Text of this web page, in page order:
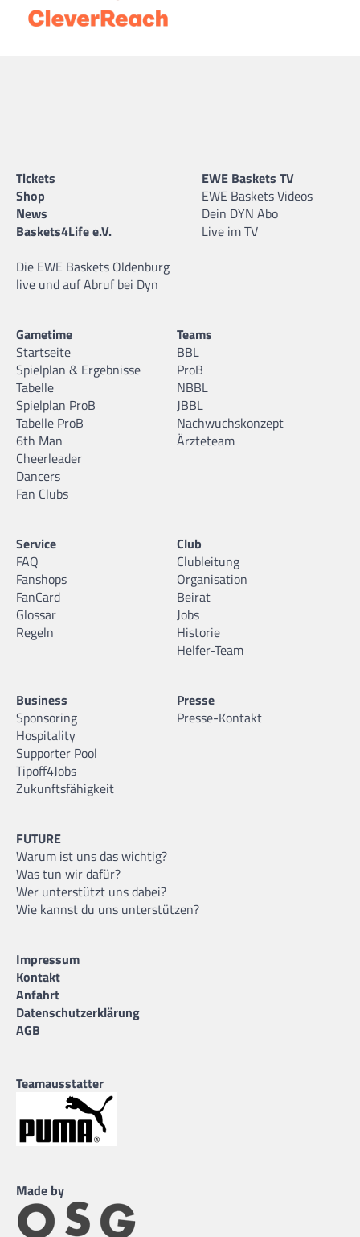
Tickets
Shop
News
Baskets4Life e.V.
Die EWE Baskets Oldenburg
live und auf Abruf bei Dyn
EWE Baskets TV
EWE Baskets Videos
Dein DYN Abo
Live im TV
Gametime
Startseite
Spielplan & Ergebnisse
Tabelle
Spielplan ProB
Tabelle ProB
6th Man
Cheerleader
Dancers
Fan Clubs
Teams
BBL
ProB
NBBL
JBBL
Nachwuchskonzept
Ärzteteam
Service
FAQ
Fanshops
FanCard
Glossar
Regeln
Club
Clubleitung
Organisation
Beirat
Jobs
Historie
Helfer-Team
Business
Sponsoring
Hospitality
Supporter Pool
Tipoff4Jobs
Zukunftsfähigkeit
Presse
Presse-Kontakt
FUTURE
Warum ist uns das wichtig?
Was tun wir dafür?
Wer unterstützt uns dabei?
Wie kannst du uns unterstützen?
Impressum
Kontakt
Anfahrt
Datenschutzerklärung
AGB
Teamausstatter
Made by